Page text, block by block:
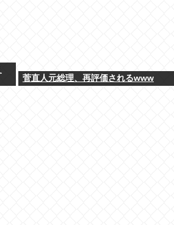
菅直人元総理、再評価されるwww